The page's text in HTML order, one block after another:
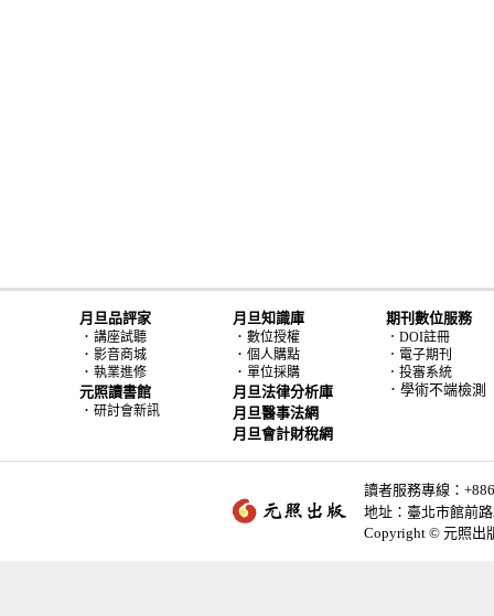
月旦品評家
． 講座試聽
． 影音商城
． 執業進修
元照讀書館
． 研討會新訊
月旦知識庫
． 數位授權
． 個人購點
． 單位採購
月旦法律分析庫
月旦醫事法網
月旦會計財稅網
期刊數位服務
．DOI註冊
．電子期刊
．投審系統
．學術不端檢測
讀者服務專線：
地址：臺北市館前
Copyright © 元照出